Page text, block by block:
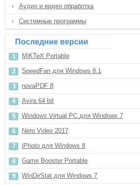
Аудио и видео обработка
Системные программы
Последние версии
MiKTeX Portable
SpeedFan для Windows 8.1
novaPDF 8
Avira 64 bit
Windows Virtual PC для Windows 7
Nero Video 2017
iPhoto для Windows 8
Game Booster Portable
WinDirStat для Windows 7